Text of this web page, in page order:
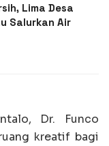
Lima Desa
Salurkan Air
Dr. Funco
kreatif bagi